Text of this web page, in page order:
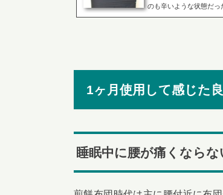
のも辛いような状態だっ
1ヶ月使用して感じた
睡眠中に腰が痛くならな